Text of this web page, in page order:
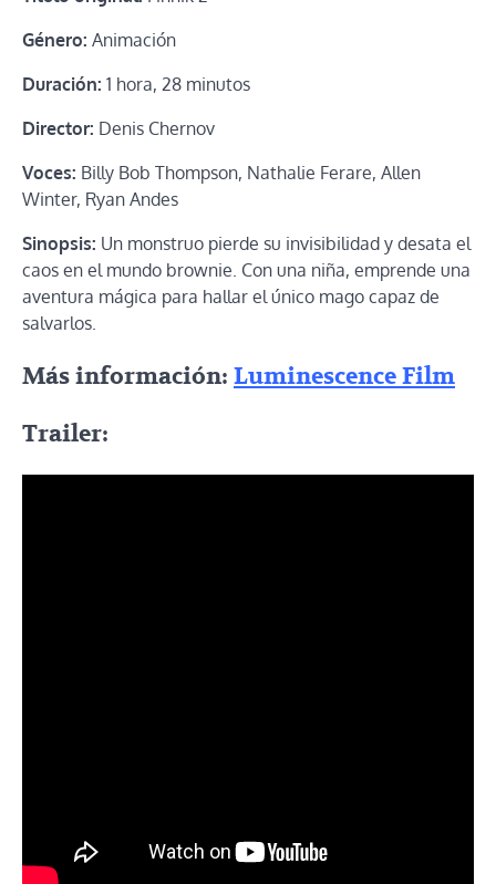
Género: Animación
Duración: 1 hora, 28 minutos
Director: Denis Chernov
Voces: Billy Bob Thompson, Nathalie Ferare, Allen
Winter, Ryan Andes
Sinopsis: Un monstruo pierde su invisibilidad y desata el
caos en el mundo brownie. Con una niña, emprende una
aventura mágica para hallar el único mago capaz de
salvarlos.
Más información: Luminescence Film
Trailer: